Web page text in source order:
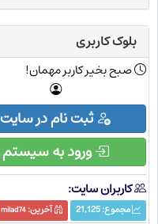
بلوک کاربری
صبح بخیر کاربر مهمان!
ثبت نام در سایت
ورود به سیستم
کاربران سایت:
مجموع:21,125 آخرین:milad74